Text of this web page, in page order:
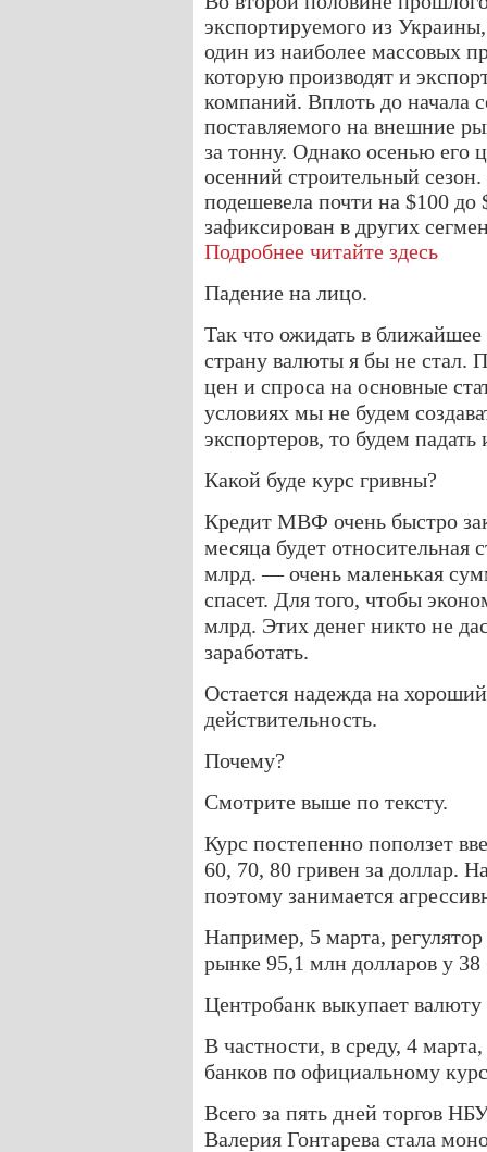
экспортируемого из
один из наиболее массовых
которую производят и
компаний. Вплоть до начала
поставляемого на внешние
за тонну. Однако осенью его
осенний строительный сезон.
подешевела почти на $100
зафиксирован в других
Подробнее читайте здесь
Падение на лицо.
Так что ожидать в
страну валюты я бы не стал.
цен и спроса на основные
условиях мы не будем
экспортеров, то будем
Какой буде курс гривны?
Кредит МВФ очень быстро
месяца будет относительная
млрд. — очень маленькая
спасет. Для того, чтобы
млрд. Этих денег никто не
заработать.
Остается надежда на
действительность.
Почему?
Смотрите выше по тексту.
Курс постепенно поползет
60, 70, 80 гривен за доллар.
поэтому занимается
Например, 5 марта,
рынке 95,1 млн долларов у 38
Центробанк выкупает
В частности, в среду, 4
банков по официальному
Всего за пять дней торгов
Валерия Гонтарева стала